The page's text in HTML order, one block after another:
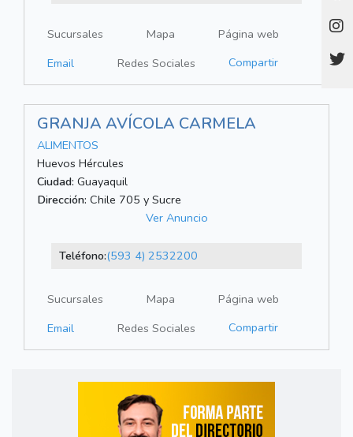
Sucursales Mapa
Página web
Email
Redes Sociales Compartir
GRANJA AVÍCOLA CARMELA
ALIMENTOS
Huevos Hércules
Ciudad: Guayaquil
Dirección: Chile 705 y Sucre
Ver Anuncio
Teléfono:(593 4) 2532200
Sucursales Mapa
Página web
Email
Redes Sociales Compartir